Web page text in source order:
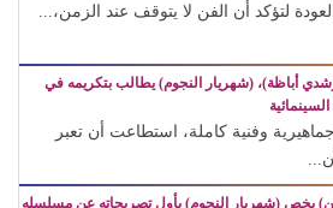
لتؤكد أن الفن لا يتوقف عند الزمن،...
أباظة)، (شهريار النجوم) يطالب بتكريمه في
وفنية كاملة، استطاعت أن تعبر
يخص (شهريار النجوم) بأول تصريحاته عن مسلسله